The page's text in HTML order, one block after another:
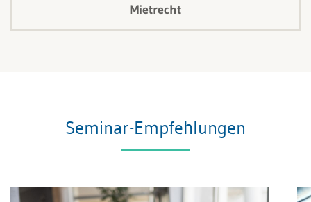
Mietrecht
Seminar-Empfehlungen